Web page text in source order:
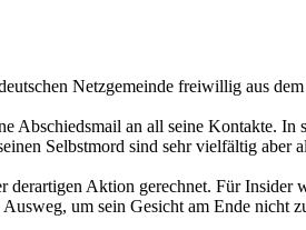
Netzgemeinde freiwillig aus
Abschiedsmail an all seine Kontakte.
Selbstmord sind sehr vielfältig aber
Aktion gerechnet. Für
um sein Gesicht am Ende nicht